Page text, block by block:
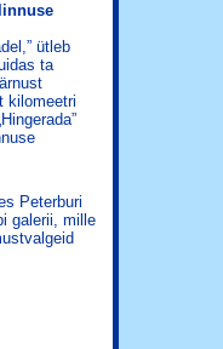
ütleb
ta
kilomeetri
Peterburi
galerii, mille